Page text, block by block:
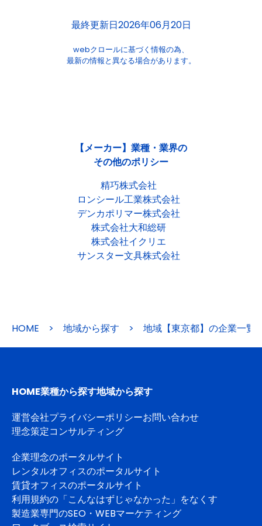
最終更新日2026年06月20日
webクロールに基づく情報の為、
最新の情報と異なる場合があります。
【メーカー】業種・業界の
その他のポリシー
精巧株式会社
ロンシール工業株式会社
デンカポリマー株式会社
株式会社大和総研
株式会社イクリエ
サンスター文具株式会社
HOME > 地域から探す > 地域【東京都】の企業一覧
HOME業種から探す地域から探す
運営会社プライバシーポリシーお問い合わせ
理念策定コンサルティング
企業理念のポータルサイト
レンタルオフィスのポータルサイト
賃貸オフィスのポータルサイト
利用規約の「こんなはずじゃなかった」をなくす
製造業専門のSEO・WEBマーケティング